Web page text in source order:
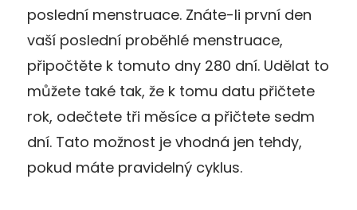
poslední menstruace. Znáte-li první den
vaší poslední proběhlé menstruace,
připočtěte k tomuto dny 280 dní. Udělat to
můžete také tak, že k tomu datu přičtete
rok, odečtete tři měsíce a přičtete sedm
dní. Tato možnost je vhodná jen tehdy,
pokud máte pravidelný cyklus.